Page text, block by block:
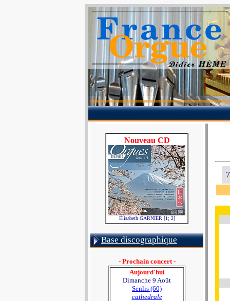
Nouveau CD
Elisabeth GARNIER [1; 2]
Base discographique
- Prochain concert -
Aujourd'hui
Dimanche 9 Août
Senlis (60)
cathedrale